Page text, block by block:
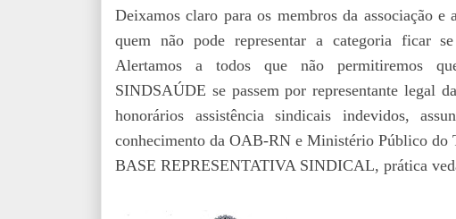
Deixamos claro para os membros da associação e
quem não pode representar a categoria ficar
Alertamos a todos que não permitiremos
SINDSAÚDE se passem por representante legal
honorários assistência sindicais indevidos,
conhecimento da OAB-RN e Ministério Público do
BASE REPRESENTATIVA SINDICAL, prática